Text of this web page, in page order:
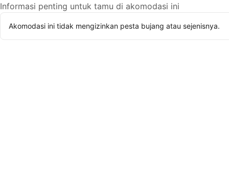
Informasi penting untuk tamu di akomodasi ini
Akomodasi ini tidak mengizinkan pesta bujang atau sejenisnya.